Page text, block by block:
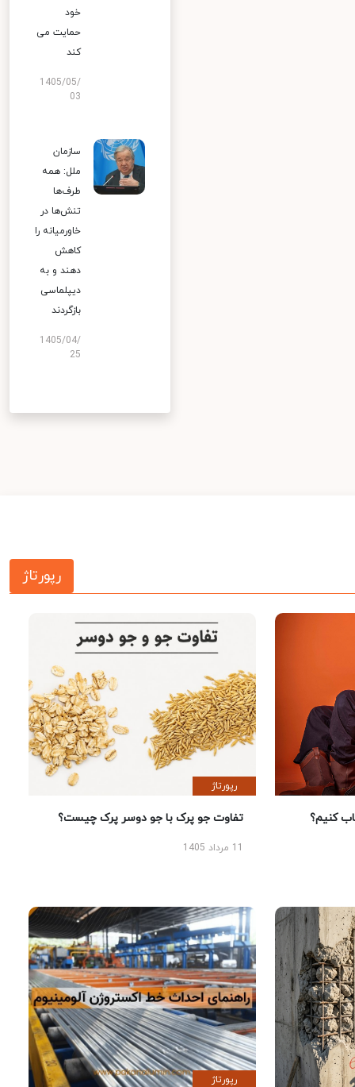
خود
حمایت می
کند
1405/05/
03
سازمان
ملل: همه
طرف‌ها
تنش‌ها در
خاورمیانه را
کاهش
دهند و به
دیپلماسی
بازگردند
1405/04/
25
رپورتاژ
کنیم؟
رپورتاژ
تفاوت جو پرک با جو دوسر پرک چیست؟
رپورتاژ